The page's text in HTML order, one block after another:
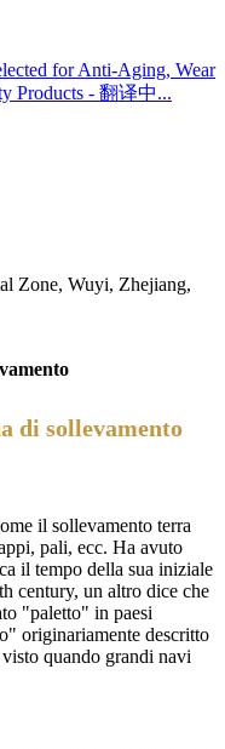
for Anti-Aging, Wear
Products - 翻译中...
Zone, Wuyi, Zhejiang,
di sollevamento
il sollevamento terra
pali, ecc. Ha avuto
il tempo della sua iniziale
century, un altro dice che
"paletto" in paesi
originariamente descritto
quando grandi navi